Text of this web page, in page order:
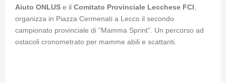
Aiuto ONLUS e il Comitato Provinciale Lecchese FCI
organizza in Piazza Cermenati a Lecco il secondo
campionato provinciale di "Mamma Sprint". Un percorso ad
ostacoli cronometrato per mamme abili e scattanti.